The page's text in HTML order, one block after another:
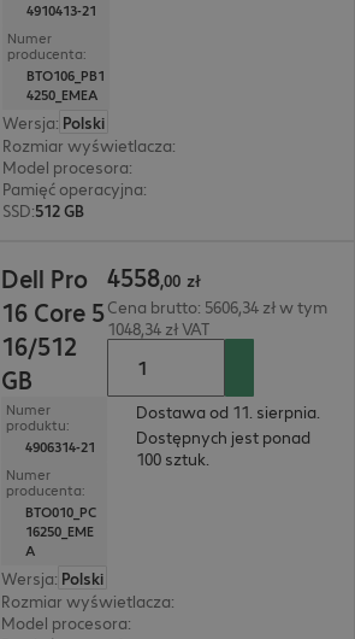
4910413-21
Numer
producenta:
BTO106_PB1
4250_EMEA
Wersja: Polski
Rozmiar wyświetlacza:
Model procesora:
Pamięć operacyjna:
SSD:512 GB
Dell Pro
16 Core 5
16/512
GB
Numer
produktu:
4906314-21
Numer
producenta:
BTO010_PC
16250_EME
A
Wersja: Polski
Rozmiar wyświetlacza:
Model procesora:
4558,00 zł
Cena brutto: 5606,34 zł w tym
1048,34 zł VAT
Dostawa od 11. sierpnia.
Dostępnych jest ponad
100 sztuk.